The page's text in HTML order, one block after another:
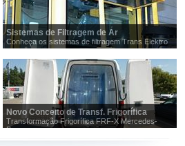
Sistemas de Filtragem de Ar
Conheça os sistemas de filtragem Trans Elektro
Novo Conceito de Transf. Frigorífica
Transformação Frigorífica FRF-X Mercedes-
Benz